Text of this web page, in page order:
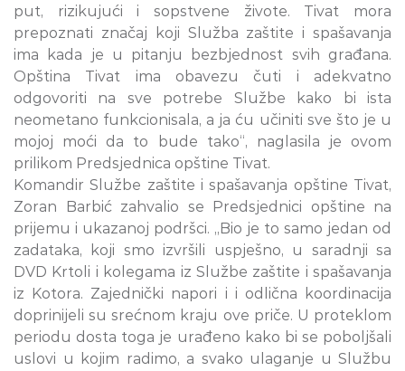
put, rizikujući i sopstvene živote. Tivat mora
prepoznati značaj koji Služba zaštite i spašavanja
ima kada je u pitanju bezbjednost svih građana.
Opština Tivat ima obavezu čuti i adekvatno
odgovoriti na sve potrebe Službe kako bi ista
neometano funkcionisala, a ja ću učiniti sve što je u
mojoj moći da to bude tako“, naglasila je ovom
prilikom Predsjednica opštine Tivat.
Komandir Službe zaštite i spašavanja opštine Tivat,
Zoran Barbić zahvalio se Predsjednici opštine na
prijemu i ukazanoj podršci. „Bio je to samo jedan od
zadataka, koji smo izvršili uspješno, u saradnji sa
DVD Krtoli i kolegama iz Službe zaštite i spašavanja
iz Kotora. Zajednički napori i i odlična koordinacija
doprinijeli su srećnom kraju ove priče. U proteklom
periodu dosta toga je urađeno kako bi se poboljšali
uslovi u kojim radimo, a svako ulaganje u Službu